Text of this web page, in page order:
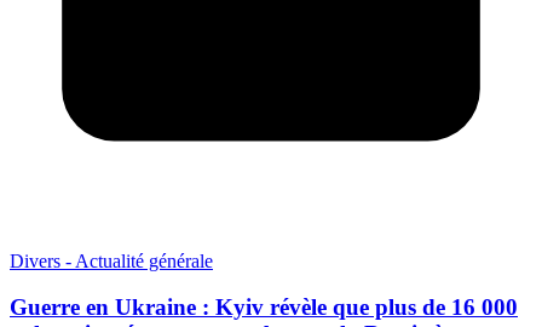
Divers - Actualité générale
Guerre en Ukraine : Kyiv révèle que plus de 16 000